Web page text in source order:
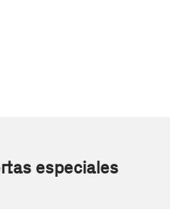
especiales